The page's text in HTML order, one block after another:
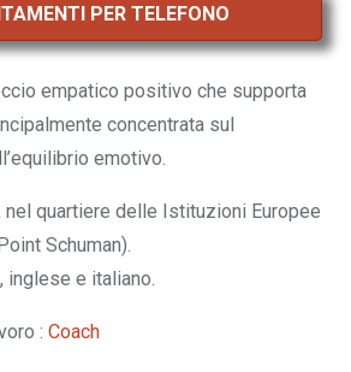
PER TELEFONO
empatico positivo che supporta
concentrata sul
emotivo.
nel quartiere delle Istituzioni Europee
Schuman).
inglese e italiano.
: Coach